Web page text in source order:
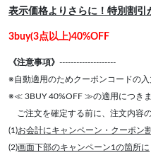
表示価格よりさらに！特別割引
3buy(3点以上)40%OFF
《注意事項》 --------------------
※自動適用のためクーポンコードの
※≪ 3BUY 40%OFF ≫の適用につき
ご注文を確定する前に、注文内容
(1)お会計にキャンペーン・クーポン
(2)画面下部のキャンペーン1の箇所に